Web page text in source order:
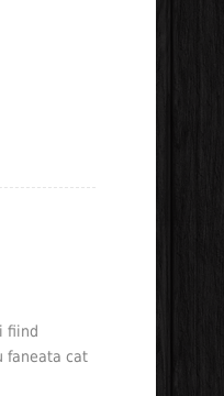
fiind
faneata cat